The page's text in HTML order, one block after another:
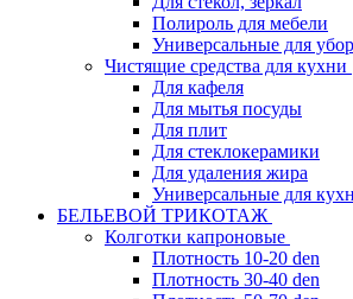
Полироль для мебели
Универсальные для
Чистящие средства для кухни
Для кафеля
Для мытья посуды
Для плит
Для стеклокерамики
Для удаления жира
Универсальные для
БЕЛЬЕВОЙ ТРИКОТАЖ
Колготки капроновые
Плотность 10-20 den
Плотность 30-40 den